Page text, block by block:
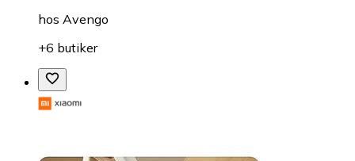
hos Avengo
+6 butiker